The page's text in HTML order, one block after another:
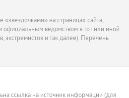
на страницах сайта,
ведомством в тот или иной
экстремистов и так далее). Перечень
ссылка на источник информации (для